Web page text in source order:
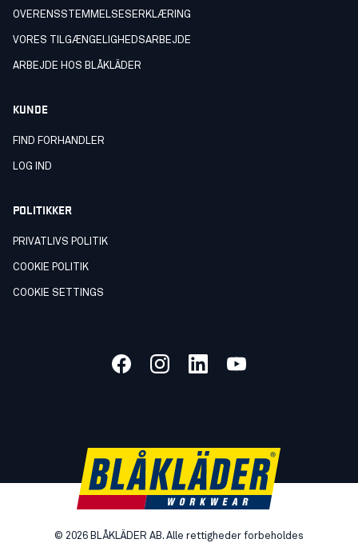
OVERENSSTEMMELSESERKLÆRING
VORES TILGÆNGELIGHEDSARBEJDE
ARBEJDE HOS BLÅKLÄDER
KUNDE
FIND FORHANDLER
LOG IND
POLITIKKER
PRIVATLIVS POLITIK
COOKIE POLITIK
COOKIE SETTINGS
© 2026 BLÅKLÄDER AB. Alle rettigheder forbeholdes